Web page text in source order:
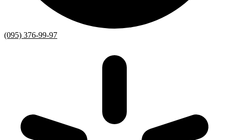
(095) 376-99-97